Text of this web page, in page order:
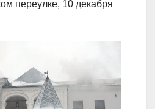
переулке, 10 декабря